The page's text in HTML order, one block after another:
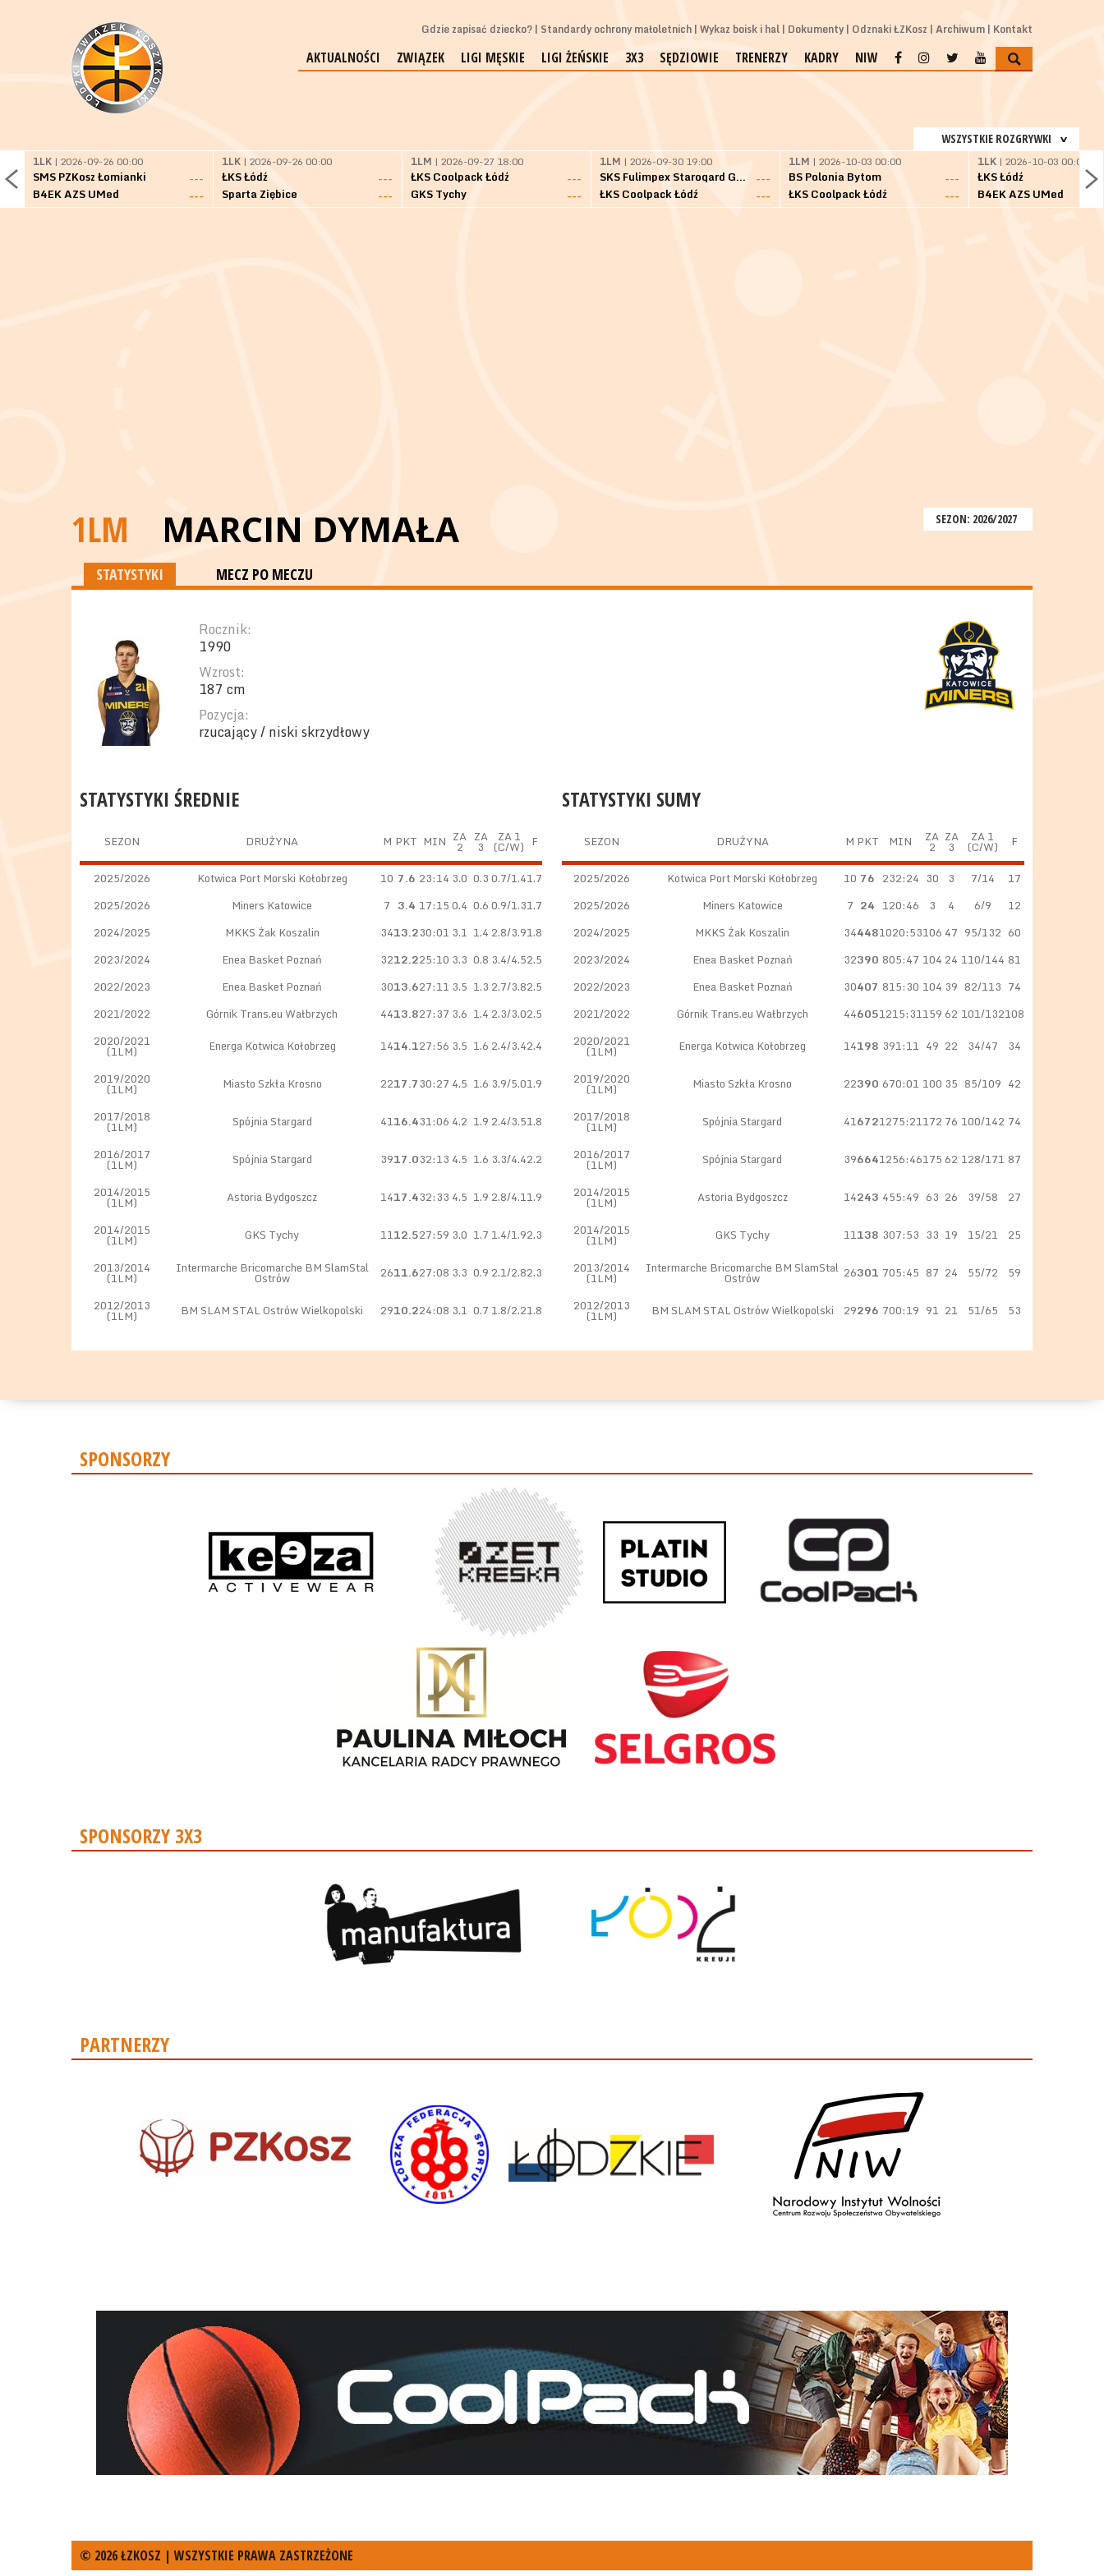
Gdzie zapisać dziecko? Standardy ochrony małoletnich Wykaz boisk i hal Dokumenty Odznaki ŁZKosz Archiwum Kontakt
AKTUALNOŚCI ZWIĄZEK LIGI MĘSKIE LIGI ŻEŃSKIE 3X3 SĘDZIOWIE TRENERZY KADRY NIW
WSZYSTKIE ROZGRYWKI
1LK | 2026-09-26 00:00
SMS PZKosz Łomianki
---
B4EK AZS UMed
---
1LK | 2026-09-26 00:00
ŁKS Łódź
---
Sparta Ziębice
---
1LM | 2026-09-27 18:00
ŁKS Coolpack Łódź
---
GKS Tychy
---
1LM | 2026-09-30 19:00
SKS Fulimpex Starogard Gdański
---
ŁKS Coolpack Łódź
---
1LM | 2026-10-03 00:00
BS Polonia Bytom
---
ŁKS Coolpack Łódź
---
1LK | 2026-10-03 00:00
ŁKS Łódź
B4EK AZS UMed
SEZON: 2026/2027
1LM MARCIN DYMAŁA
STATYSTYKI MECZ PO MECZU
Rocznik:
1990
Wzrost:
187 cm
Pozycja:
rzucający / niski skrzydłowy
STATYSTYKI SUMY
SEZON DRUŻYNA M PKT MIN ZA
2
ZA
3
ZA 1
(C/W) F
2025/2026 Kotwica Port Morski Kołobrzeg 10 76 232:24 30 3 7/14
17
2025/2026
Miners Katowice 7 24 120:46 3 4 6/9
12
2024/2025
MKKS Żak Koszalin 344481020:53106 47 95/132 60
2023/2024
Enea Basket Poznań 32390 805:47 104 24 110/144 81
2022/2023
Enea Basket Poznań 30407 815:30 104 39 82/113 74
2021/2022
Górnik Trans.eu Wałbrzych 446051215:31159 62 101/132108
2020/2021
(1LM) Energa Kotwica Kołobrzeg 14198 391:11 49 22 34/47
34
2019/2020
(1LM) Miasto Szkła Krosno 22390 670:01 100 35 85/109 42
2017/2018
(1LM) Spójnia Stargard 416721275:21172 76 100/142 74
2016/2017
(1LM) Spójnia Stargard 396641256:46175 62 128/171 87
2014/2015
(1LM) Astoria Bydgoszcz 14243 455:49 63 26 39/58
27
2014/2015
(1LM) GKS Tychy 11138 307:53 33 19 15/21
25
2013/2014
(1LM)
Intermarche Bricomarche BM SlamStal
Ostrów 26301 705:45 87 24 55/72
59
2012/2013
(1LM) BM SLAM STAL Ostrów Wielkopolski 29296 700:19 91 21 51/65 53
STATYSTYKI ŚREDNIE
SEZON DRUŻYNA M PKT MIN ZA
2
ZA
3
ZA 1
(C/W) F
2025/2026 Kotwica Port Morski Kołobrzeg 10 7.6 23:14 3.0 0.30.7/1.41.7
2025/2026
Miners Katowice 7 3.4 17:150.4 0.60.9/1.31.7
2024/2025
MKKS Żak Koszalin 3413.230:01 3.1 1.4 2.8/3.91.8
2023/2024
Enea Basket Poznań 3212.225:10 3.3 0.8 3.4/4.52.5
2022/2023
Enea Basket Poznań 3013.627:11 3.5 1.3 2.7/3.82.5
2021/2022
Górnik Trans.eu Wałbrzych 4413.827:37 3.6 1.4 2.3/3.02.5
2020/2021
(1LM) Energa Kotwica Kołobrzeg 1414.127:56 3.5 1.6 2.4/3.42.4
2019/2020
(1LM) Miasto Szkła Krosno 2217.730:27 4.5 1.6 3.9/5.01.9
2017/2018
(1LM) Spójnia Stargard 4116.431:06 4.2 1.9 2.4/3.51.8
2016/2017
(1LM) Spójnia Stargard 3917.032:13 4.5 1.6 3.3/4.42.2
2014/2015
(1LM) Astoria Bydgoszcz 1417.432:33 4.5 1.9 2.8/4.11.9
2014/2015
(1LM) GKS Tychy 1112.527:59 3.0 1.7 1.4/1.92.3
2013/2014
(1LM)
Intermarche Bricomarche BM SlamStal
Ostrów 2611.627:08 3.3 0.9 2.1/2.82.3
2012/2013
(1LM) BM SLAM STAL Ostrów Wielkopolski 2910.224:08 3.1 0.7 1.8/2.21.8
SPONSORZY
SPONSORZY 3X3
PARTNERZY
© 2026 ŁZKOSZ | WSZYSTKIE PRAWA ZASTRZEŻONE